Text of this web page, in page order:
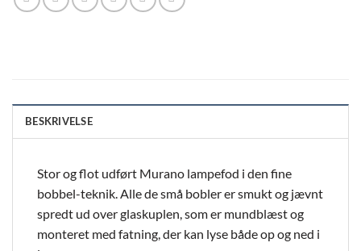
BESKRIVELSE
Stor og flot udført Murano lampefod i den fine
bobbel-teknik. Alle de små bobler er smukt og jævnt
spredt ud over glaskuplen, som er mundblæst og
monteret med fatning, der kan lyse både op og ned i